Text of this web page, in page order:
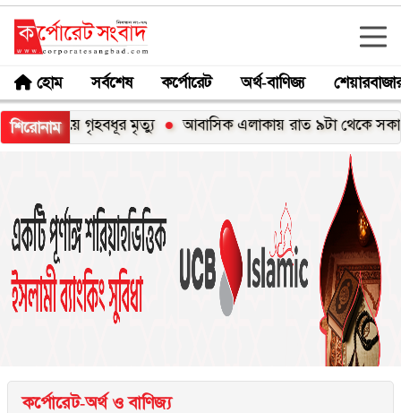
হোম সর্বশেষ কর্পোরেট অর্থ-বাণিজ্য
শিরোনাম
গৃহবধূর মৃত্যু আবাসিক এলাকায় রাত ৯টা থেকে সকাল ৬টা পর্যন্ত
কর্পোরেট-অর্থ ও বাণিজ্য